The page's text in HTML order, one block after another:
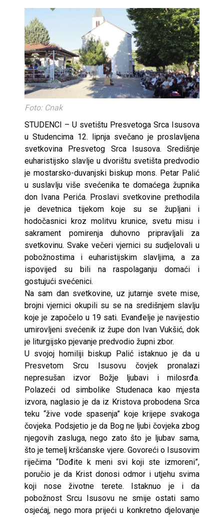
Foto: Cnak
STUDENCI – U svetištu Presvetoga Srca Isusova
u Studencima 12. lipnja svečano je proslavljena
svetkovina Presvetog Srca Isusova. Središnje
euharistijsko slavlje u dvorištu svetišta predvodio
je mostarsko-duvanjski biskup mons. Petar Palić
u suslavlju više svećenika te domaćega župnika
don Ivana Perića. Proslavi svetkovine prethodila
je devetnica tijekom koje su se župljani i
hodočasnici kroz molitvu krunice, svetu misu i
sakrament pomirenja duhovno pripravljali za
svetkovinu. Svake večeri vjernici su sudjelovali u
pobožnostima i euharistijskim slavljima, a za
ispovijed su bili na raspolaganju domaći i
gostujući svećenici.
Na sam dan svetkovine, uz jutarnje svete mise,
brojni vjernici okupili su se na središnjem slavlju
koje je započelo u 19 sati. Evanđelje je navijestio
umirovljeni svećenik iz župe don Ivan Vukšić, dok
je liturgijsko pjevanje predvodio župni zbor.
U svojoj homiliji biskup Palić istaknuo je da u
Presvetom Srcu Isusovu čovjek pronalazi
nepresušan izvor Božje ljubavi i milosrđa.
Polazeći od simbolike Studenaca kao mjesta
izvora, naglasio je da iz Kristova probodena Srca
teku “žive vode spasenja” koje krijepe svakoga
čovjeka. Podsjetio je da Bog ne ljubi čovjeka zbog
njegovih zasluga, nego zato što je ljubav sama,
što je temelj kršćanske vjere. Govoreći o Isusovim
riječima “Dođite k meni svi koji ste izmoreni”,
poručio je da Krist donosi odmor i utjehu svima
koji nose životne terete. Istaknuo je i da
pobožnost Srcu Isusovu ne smije ostati samo
osjećaj, nego mora prijeći u konkretno djelovanje